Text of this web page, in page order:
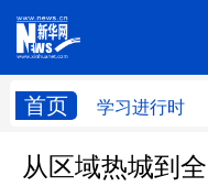
首页 学习进行时
学习进行时 高层
从区域热城到